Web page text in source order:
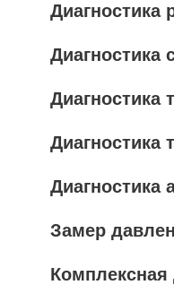
Диагностика
Диагностика
Диагностика
Диагностика
Диагностика
Замер
Комплексная